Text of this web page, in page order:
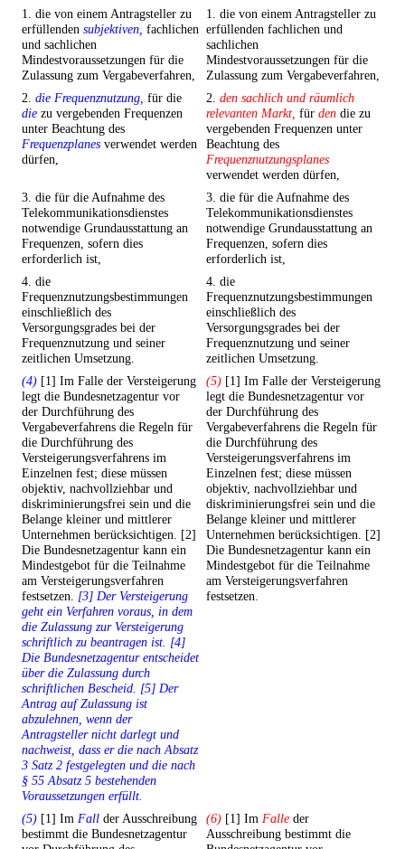
1. die von einem Antragsteller zu
erfüllenden subjektiven, fachlichen
und sachlichen
Mindestvoraussetzungen für die
Zulassung zum Vergabeverfahren,
1. die von einem Antragsteller zu
erfüllenden fachlichen und
sachlichen
Mindestvoraussetzungen für die
Zulassung zum Vergabeverfahren,
2. die Frequenznutzung, für die
die zu vergebenden Frequenzen
unter Beachtung des
Frequenzplanes verwendet werden
dürfen,
2. den sachlich und räumlich
relevanten Markt, für den die zu
vergebenden Frequenzen unter
Beachtung des
Frequenznutzungsplanes
verwendet werden dürfen,
3. die für die Aufnahme des
Telekommunikationsdienstes
notwendige Grundausstattung an
Frequenzen, sofern dies
erforderlich ist,
3. die für die Aufnahme des
Telekommunikationsdienstes
notwendige Grundausstattung an
Frequenzen, sofern dies
erforderlich ist,
4. die
Frequenznutzungsbestimmungen
einschließlich des
Versorgungsgrades bei der
Frequenznutzung und seiner
zeitlichen Umsetzung.
4. die
Frequenznutzungsbestimmungen
einschließlich des
Versorgungsgrades bei der
Frequenznutzung und seiner
zeitlichen Umsetzung.
(4) [1] Im Falle der Versteigerung
legt die Bundesnetzagentur vor
der Durchführung des
Vergabeverfahrens die Regeln für
die Durchführung des
Versteigerungsverfahrens im
Einzelnen fest; diese müssen
objektiv, nachvollziehbar und
diskriminierungsfrei sein und die
Belange kleiner und mittlerer
Unternehmen berücksichtigen. [2]
Die Bundesnetzagentur kann ein
Mindestgebot für die Teilnahme
am Versteigerungsverfahren
festsetzen. [3] Der Versteigerung
geht ein Verfahren voraus, in dem
die Zulassung zur Versteigerung
schriftlich zu beantragen ist. [4]
Die Bundesnetzagentur entscheidet
über die Zulassung durch
schriftlichen Bescheid. [5] Der
Antrag auf Zulassung ist
abzulehnen, wenn der
Antragsteller nicht darlegt und
nachweist, dass er die nach Absatz
3 Satz 2 festgelegten und die nach
§ 55 Absatz 5 bestehenden
Voraussetzungen erfüllt.
(5) [1] Im Falle der Versteigerung
legt die Bundesnetzagentur vor
der Durchführung des
Vergabeverfahrens die Regeln für
die Durchführung des
Versteigerungsverfahrens im
Einzelnen fest; diese müssen
objektiv, nachvollziehbar und
diskriminierungsfrei sein und die
Belange kleiner und mittlerer
Unternehmen berücksichtigen. [2]
Die Bundesnetzagentur kann ein
Mindestgebot für die Teilnahme
am Versteigerungsverfahren
festsetzen.
(5) [1] Im Fall der Ausschreibung
bestimmt die Bundesnetzagentur
(6) [1] Im Falle der
Ausschreibung bestimmt die